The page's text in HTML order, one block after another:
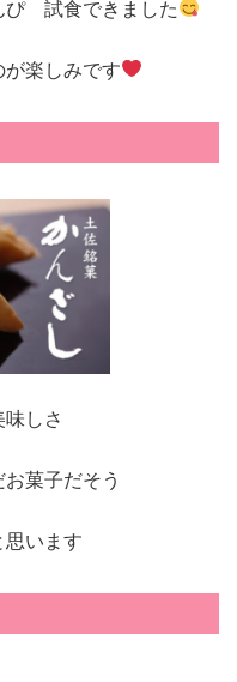
ぴ 試食できました
楽しみです
しさ
菓子だそう
います